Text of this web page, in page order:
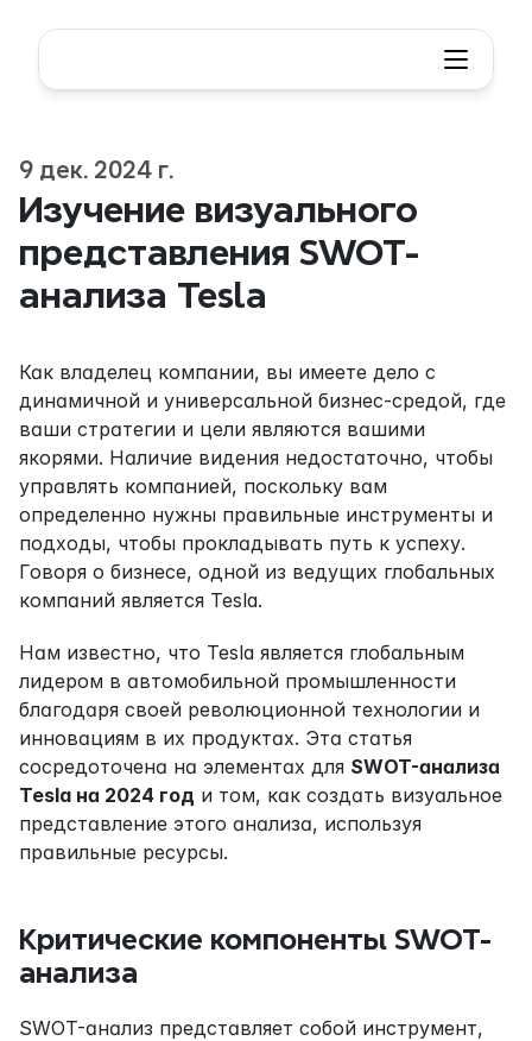
9 дек. 2024 г.
Изучение визуального
представления SWOT-
анализа Tesla
Как владелец компании, вы имеете дело с
динамичной и универсальной бизнес-средой, где
ваши стратегии и цели являются вашими
якорями. Наличие видения недостаточно, чтобы
управлять компанией, поскольку вам
определенно нужны правильные инструменты и
подходы, чтобы прокладывать путь к успеху.
Говоря о бизнесе, одной из ведущих глобальных
компаний является Tesla.
Нам известно, что Tesla является глобальным
лидером в автомобильной промышленности
благодаря своей революционной технологии и
инновациям в их продуктах. Эта статья
сосредоточена на элементах для SWOT-анализа
Tesla на 2024 год и том, как создать визуальное
представление этого анализа, используя
правильные ресурсы.
Критические компоненты SWOT-
анализа
SWOT-анализ представляет собой инструмент,